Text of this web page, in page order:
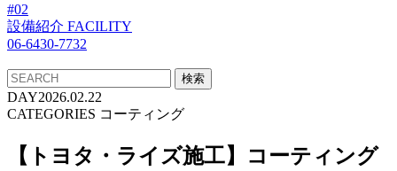
#02
設備紹介 FACILITY
06-6430-7732
DAY2026.02.22
CATEGORIES コーティング
【トヨタ・ライズ施工】コーティング